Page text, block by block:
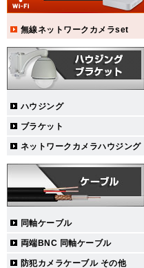
無線ネットワークカメラset
ハウジング
ブラケット
ネットワークカメラハウジング
同軸ケーブル
両端BNC 同軸ケーブル
防犯カメラケーブル その他